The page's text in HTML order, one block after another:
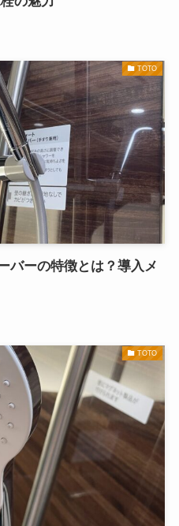
TOTO
バーの特徴とは？導入メ
TOTO